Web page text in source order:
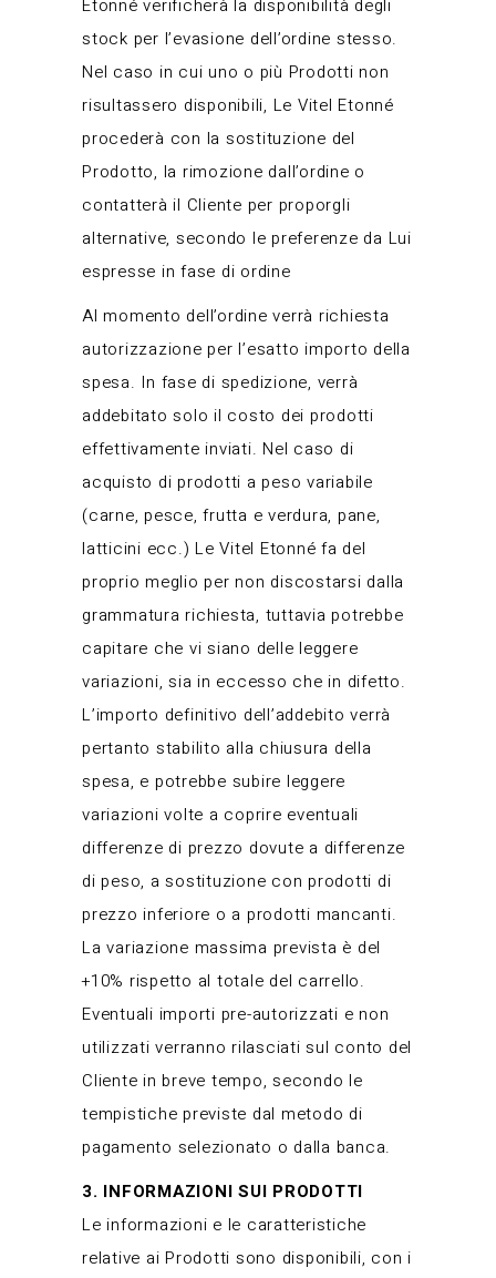
Etonné verificherà la disponibilità degli
stock per l’evasione dell’ordine stesso.
Nel caso in cui uno o più Prodotti non
risultassero disponibili, Le Vitel Etonné
procederà con la sostituzione del
Prodotto, la rimozione dall’ordine o
contatterà il Cliente per proporgli
alternative, secondo le preferenze da Lui
espresse in fase di ordine
Al momento dell’ordine verrà richiesta
autorizzazione per l’esatto importo della
spesa. In fase di spedizione, verrà
addebitato solo il costo dei prodotti
effettivamente inviati. Nel caso di
acquisto di prodotti a peso variabile
(carne, pesce, frutta e verdura, pane,
latticini ecc.) Le Vitel Etonné fa del
proprio meglio per non discostarsi dalla
grammatura richiesta, tuttavia potrebbe
capitare che vi siano delle leggere
variazioni, sia in eccesso che in difetto.
L’importo definitivo dell’addebito verrà
pertanto stabilito alla chiusura della
spesa, e potrebbe subire leggere
variazioni volte a coprire eventuali
differenze di prezzo dovute a differenze
di peso, a sostituzione con prodotti di
prezzo inferiore o a prodotti mancanti.
La variazione massima prevista è del
+10% rispetto al totale del carrello.
Eventuali importi pre-autorizzati e non
utilizzati verranno rilasciati sul conto del
Cliente in breve tempo, secondo le
tempistiche previste dal metodo di
pagamento selezionato o dalla banca.
3. INFORMAZIONI SUI PRODOTTI
Le informazioni e le caratteristiche
relative ai Prodotti sono disponibili, con i